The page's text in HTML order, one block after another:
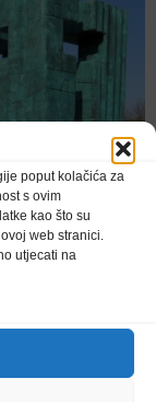
poput kolačića za
s ovim
kao što su
web stranici.
utjecati na
živote za